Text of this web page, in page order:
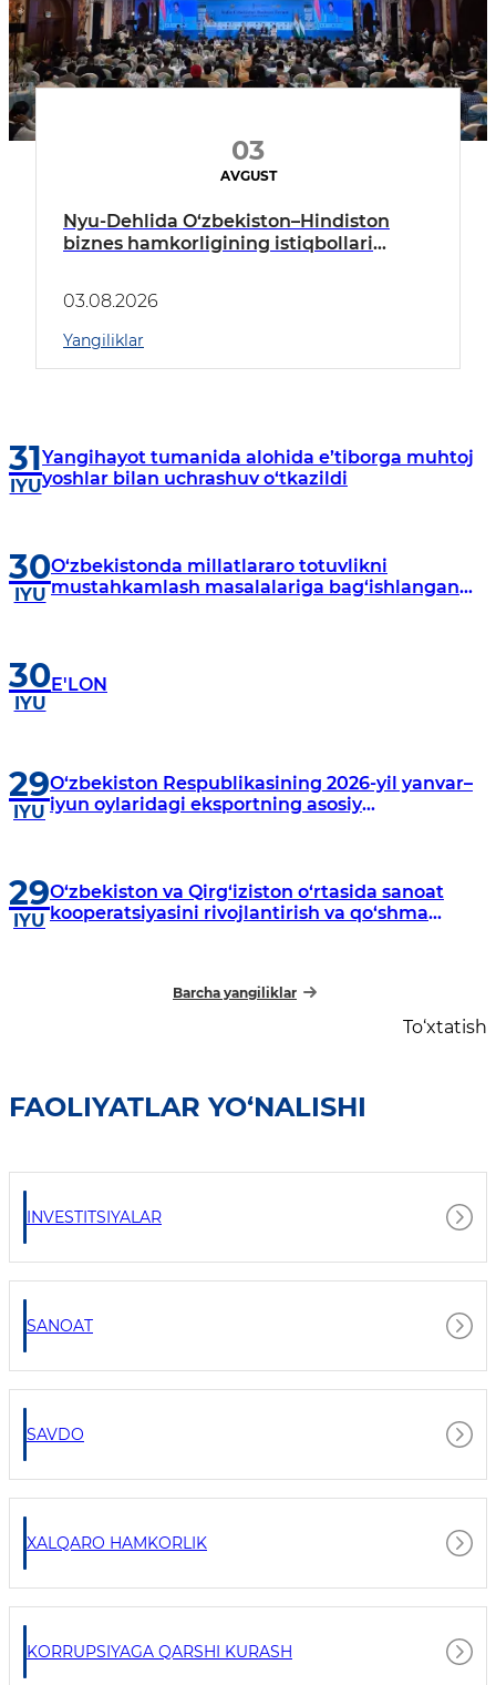
03
AVGUST
Nyu-Dehlida O‘zbekiston–Hindiston
biznes hamkorligining istiqbollari
03.08.2026
Yangiliklar
31
IYU
Yangihayot tumanida alohida e’tiborga muhtoj
yoshlar bilan uchrashuv o‘tkazildi
30
IYU
O‘zbekistonda millatlararo totuvlikni
mustahkamlash masalalariga bag‘ishlangan
30
IYU
E'LON
29
IYU
O‘zbekiston Respublikasining 2026-yil yanvar–
iyun oylaridagi eksportning asosiy
29
IYU
O‘zbekiston va Qirg‘iziston o‘rtasida sanoat
kooperatsiyasini rivojlantirish va qo‘shma
Barcha yangiliklar
To‘xtatish
FAOLIYATLAR YO‘NALISHI
INVESTITSIYALAR
SANOAT
SAVDO
XALQARO HAMKORLIK
KORRUPSIYAGA QARSHI KURASH